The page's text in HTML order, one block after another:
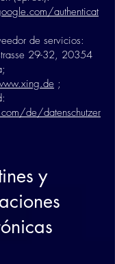
authenticat
de servicios:
29-32, 20354
;
de/datenschutzer
y